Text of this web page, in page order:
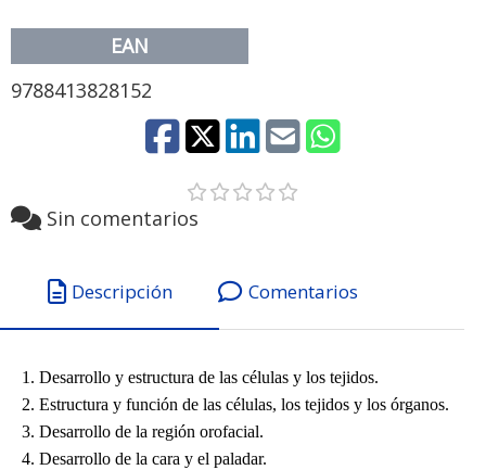
EAN
9788413828152
Sin comentarios
Descripción Comentarios
1. Desarrollo y estructura de las células y los tejidos.
2. Estructura y función de las células, los tejidos y los órganos.
3. Desarrollo de la región orofacial.
4. Desarrollo de la cara y el paladar.